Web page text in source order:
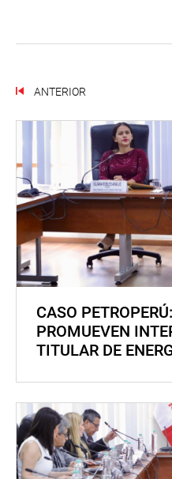
ANTERIOR
CASO
PROMUEVEN
TITULAR DE